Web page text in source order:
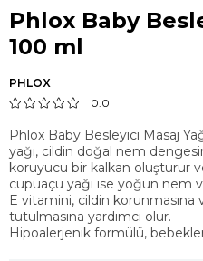
Phlox Baby
100 ml
PHLOX
0.0
Phlox Baby Besleyici Masaj
yağı, cildin doğal nem
koruyucu bir kalkan oluşturur
cupuaçu yağı ise yoğun nem
E vitamini, cildin
tutulmasına yardımcı olur.
Hipoalerjenik formülü,